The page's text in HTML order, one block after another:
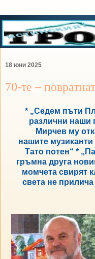
18 юни 2025
70-те –
* „Седем пъти
различни наши
Мирчев му
нашите
Тато потен“ *
гръмна друга
момчета свирят
света не